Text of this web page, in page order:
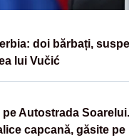
doi bărbați,
lui Vučić
pe Autostrada Soarelui.
capcană, găsite pe